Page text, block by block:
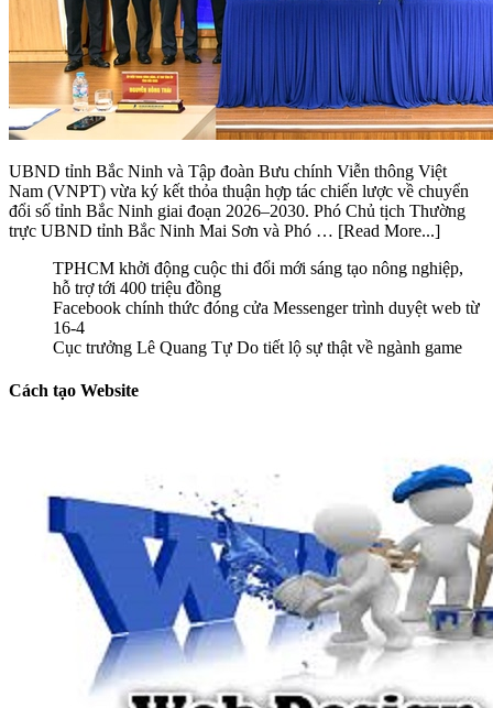
UBND tỉnh Bắc Ninh và Tập đoàn Bưu chính Viễn thông Việt
Nam (VNPT) vừa ký kết thỏa thuận hợp tác chiến lược về chuyển
đổi số tỉnh Bắc Ninh giai đoạn 2026–2030. Phó Chủ tịch Thường
trực UBND tỉnh Bắc Ninh Mai Sơn và Phó … [Read More...]
TPHCM khởi động cuộc thi đổi mới sáng tạo nông nghiệp,
hỗ trợ tới 400 triệu đồng
Facebook chính thức đóng cửa Messenger trình duyệt web từ
16-4
Cục trưởng Lê Quang Tự Do tiết lộ sự thật về ngành game
Cách tạo Website